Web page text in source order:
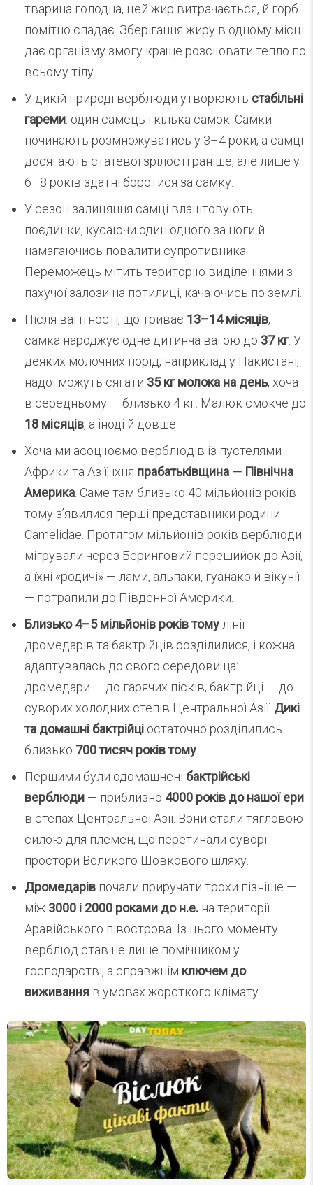
тварина голодна, цей жир витрачається, й горб
помітно спадає. Зберігання жиру в одному місці
дає організму змогу краще розсіювати тепло по
всьому тілу.
У дикій природі верблюди утворюють стабільні
гареми: один самець і кілька самок. Самки
починають розмножуватись у 3–4 роки, а самці
досягають статевої зрілості раніше, але лише у
6–8 років здатні боротися за самку.
У сезон залицяння самці влаштовують
поєдинки, кусаючи один одного за ноги й
намагаючись повалити супротивника.
Переможець мітить територію виділеннями з
пахучої залози на потилиці, качаючись по землі.
Після вагітності, що триває 13–14 місяців,
самка народжує одне дитинча вагою до 37 кг. У
деяких молочних порід, наприклад у Пакистані,
надої можуть сягати 35 кг молока на день, хоча
в середньому — близько 4 кг. Малюк смокче до
18 місяців, а іноді й довше.
Хоча ми асоціюємо верблюдів із пустелями
Африки та Азії, їхня прабатьківщина — Північна
Америка. Саме там близько 40 мільйонів років
тому з’явилися перші представники родини
Camelidae. Протягом мільйонів років верблюди
мігрували через Беринговий перешийок до Азії,
а їхні «родичі» — лами, альпаки, гуанако й вікунії
— потрапили до Південної Америки.
Близько 4–5 мільйонів років томулінії
дромедарів та бактрійців розділилися, і кожна
адаптувалась до свого середовища:
дромедари — до гарячих пісків, бактрійці — до
суворих холодних степів Центральної Азії. Дикі
та домашні бактрійці остаточно розділились
близько 700 тисяч років тому.
Першими були одомашнені бактрійські
верблюди — приблизно 4000 років до нашої ери
в степах Центральної Азії. Вони стали тягловою
силою для племен, що перетинали суворі
простори Великого Шовкового шляху.
Дромедарів почали приручати трохи пізніше —
між 3000 і 2000 роками до н.е. на території
Аравійського півострова. Із цього моменту
верблюд став не лише помічником у
господарстві, а справжнім ключем до
виживання в умовах жорсткого клімату.